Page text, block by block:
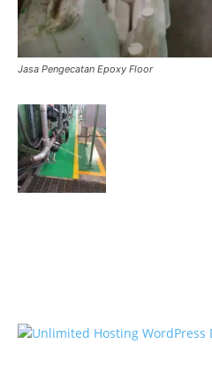
Jasa Pengecatan Epoxy Floor